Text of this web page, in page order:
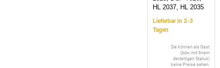
HL 2037, HL 2035
Lieferbar in 2-3
Tagen
Sie können als Gast
(bzw. mit Ihrem
derzeitigen Status)
keine Preise sehen.